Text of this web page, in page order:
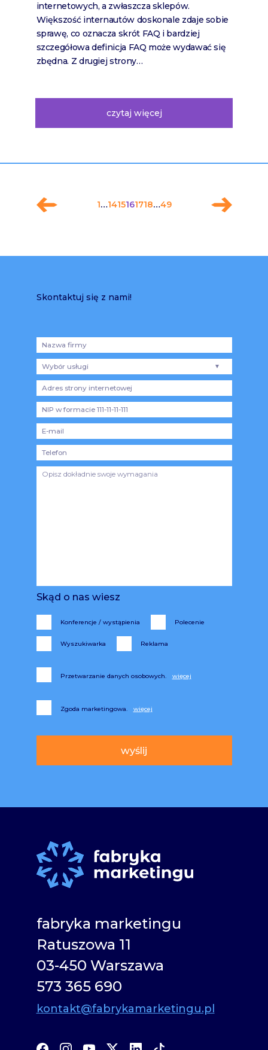
internetowych, a zwłaszcza sklepów.
Większość internautów doskonale zdaje sobie
sprawę, co oznacza skrót FAQ i bardziej
szczegółowa definicja FAQ może wydawać się
zbędna. Z drugiej strony…
czytaj więcej
1…1415161718…49
Skontaktuj się z nami!
Skąd o nas wiesz
Konferencje / wystąpienia Polecenie
Wyszukiwarka Reklama
Przetwarzanie danych osobowych.
Zgoda marketingowa.
fabryka marketingu
Ratuszowa 11
03-450 Warszawa
573 365 690
kontakt@fabrykamarketingu.pl